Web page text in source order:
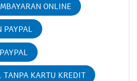
ONLINE
PAYPAL
TANPA KARTU KREDIT